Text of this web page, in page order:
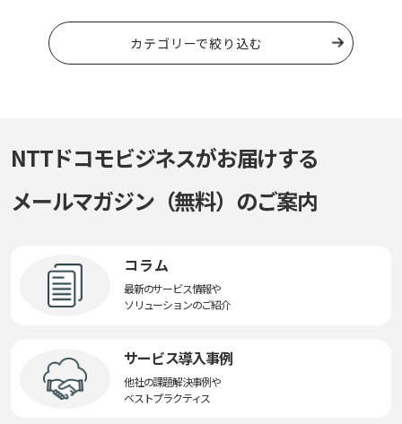
カテゴリーで絞り込む
NTTドコモビジネスがお届けする
メールマガジン（無料）のご案内
コラム
最新のサービス情報や
ソリューションのご紹介
サービス導入事例
他社の課題解決事例や
ベストプラクティス